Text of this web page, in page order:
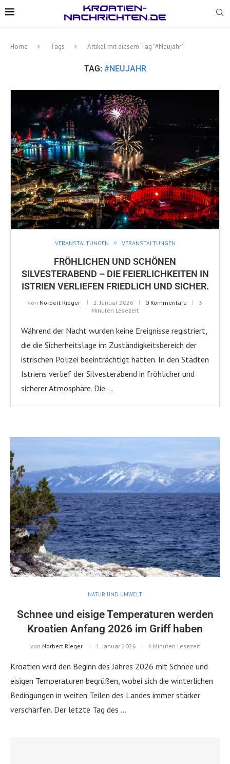
Home Tags Artikel mit diesem Tag "#Neujahr"
TAG: #NEUJAHR
VERANSTALTUNGEN VERANSTALTUNGEN
FRÖHLICHEN UND SCHÖNEN
SILVESTERABEND – DIE FEIERLICHKEITEN IN
ISTRIEN VERLIEFEN FRIEDLICH UND SICHER.
von Norbert Rieger 2. Januar 2026 0 Kommentare
3
Minuten Lesezeit
Während der Nacht wurden keine Ereignisse registriert,
die die Sicherheitslage im Zuständigkeitsbereich der
istrischen Polizei beeinträchtigt hätten. In den Städten
Istriens verlief der Silvesterabend in fröhlicher und
sicherer Atmosphäre. Die …
NATUR UND UMWELT
Schnee und eisige Temperaturen werden
Kroatien Anfang 2026 im Griff haben
von Norbert Rieger 1. Januar 2026 4 Minuten Lesezeit
Kroatien wird den Beginn des Jahres 2026 mit Schnee und
eisigen Temperaturen begrüßen, wobei sich die winterlichen
Bedingungen in weiten Teilen des Landes immer stärker
verschärfen. Der letzte Tag des …